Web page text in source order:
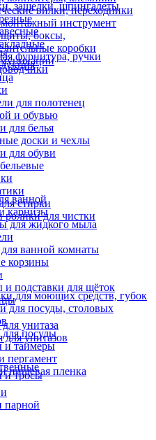
вилки, переходники
инструмент
боксы,
коробки
защелки, шпингалеты
фурнитура, ручки
для полотенец
и обувью
для белья
доски и чехлы
для обуви
стирки
для чистки
ванной
карнизы
для жидкого мыла
ванной комнаты
корзины
и подставки для щёток
унитаза
для унитазов
и тросы
для моющих средств, губок
для посуды, столовых
посуды
и таймеры
пергамент
пищевая пленка
парной